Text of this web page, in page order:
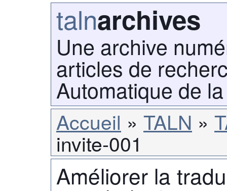
talnarchives
Une archive
articles de
Automatique de
Accueil TALN
invite-001
Améliorer la